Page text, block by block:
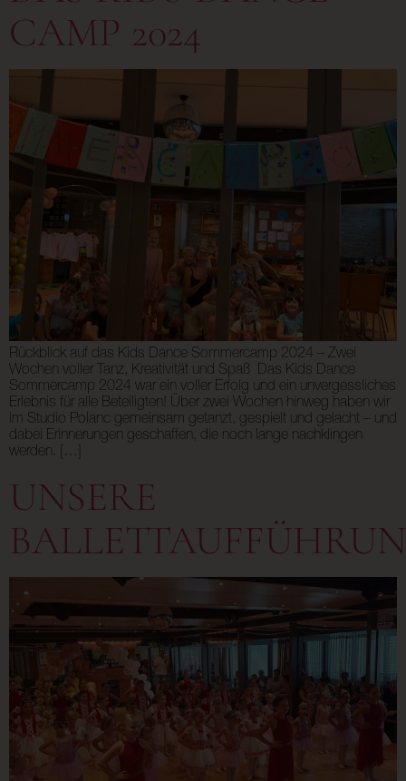
CAMP 2024
Rückblick auf das Kids Dance Sommercamp 2024 – Zwei
Wochen voller Tanz, Kreativität und Spaß Das Kids Dance
Sommercamp 2024 war ein voller Erfolg und ein unvergessliches
Erlebnis für alle Beteiligten! Über zwei Wochen hinweg haben wir
im Studio Polanc gemeinsam getanzt, gespielt und gelacht – und
dabei Erinnerungen geschaffen, die noch lange nachklingen
werden. […]
UNSERE